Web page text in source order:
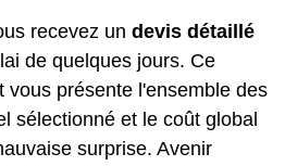
recevez un devis détaillé
de quelques jours. Ce
vous présente l'ensemble des
sélectionné et le coût global
surprise. Avenir